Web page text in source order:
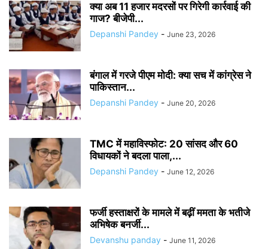
क्या अब 11 हजार मदरसों पर गिरेगी कार्रवाई की
गाज? बीजेपी...
Depanshi Pandey - June 23, 2026
बंगाल में गरजे पीएम मोदी: क्या सच में कांग्रेस ने
पाकिस्तान...
Depanshi Pandey - June 20, 2026
TMC में महाविस्फोट: 20 सांसद और 60
विधायकों ने बदला पाला,...
Depanshi Pandey - June 12, 2026
फर्जी हस्ताक्षरों के मामले में बढ़ीं ममता के भतीजे
अभिषेक बनर्जी...
Devanshu panday - June 11, 2026